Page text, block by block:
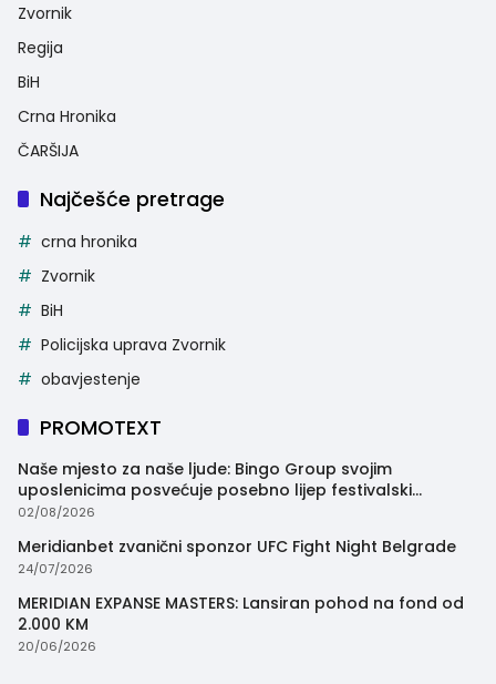
Zvornik
Regija
BiH
Crna Hronika
ČARŠIJA
Najčešće pretrage
crna hronika
Zvornik
BiH
Policijska uprava Zvornik
obavjestenje
PROMOTEXT
Naše mjesto za naše ljude: Bingo Group svojim
uposlenicima posvećuje posebno lijep festivalski
trenutak
02/08/2026
Meridianbet zvanični sponzor UFC Fight Night Belgrade
24/07/2026
MERIDIAN EXPANSE MASTERS: Lansiran pohod na fond od
2.000 KM
20/06/2026